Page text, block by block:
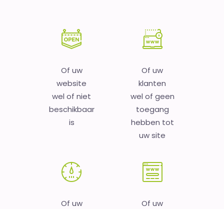
Of uw
website
wel of niet
beschikbaar
is
Of uw
klanten
wel of geen
toegang
hebben tot
uw site
Of uw
Of uw